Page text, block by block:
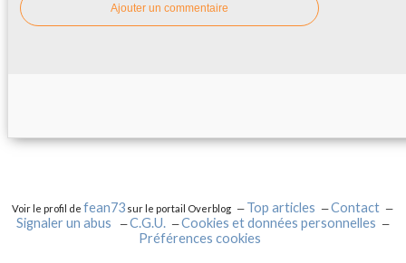
Ajouter un commentaire
Voir le profil defean73 sur le portail Overblog Top articles
Contact
Signaler un abus
C.G.U.
Cookies et données personnelles
Préférences cookies